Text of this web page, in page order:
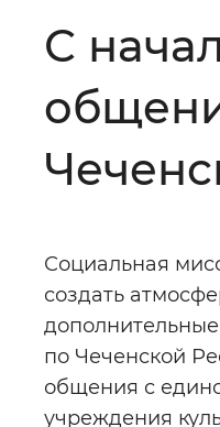
Звуковой
С
Социальная
создать
по Чеченской
общения с
учреждения